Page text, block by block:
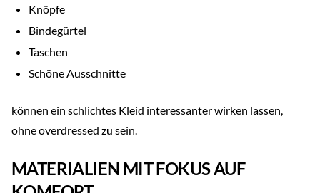
Knöpfe
Bindegürtel
Taschen
Schöne Ausschnitte
können ein schlichtes Kleid interessanter wirken lassen,
ohne overdressed zu sein.
MATERIALIEN MIT FOKUS AUF